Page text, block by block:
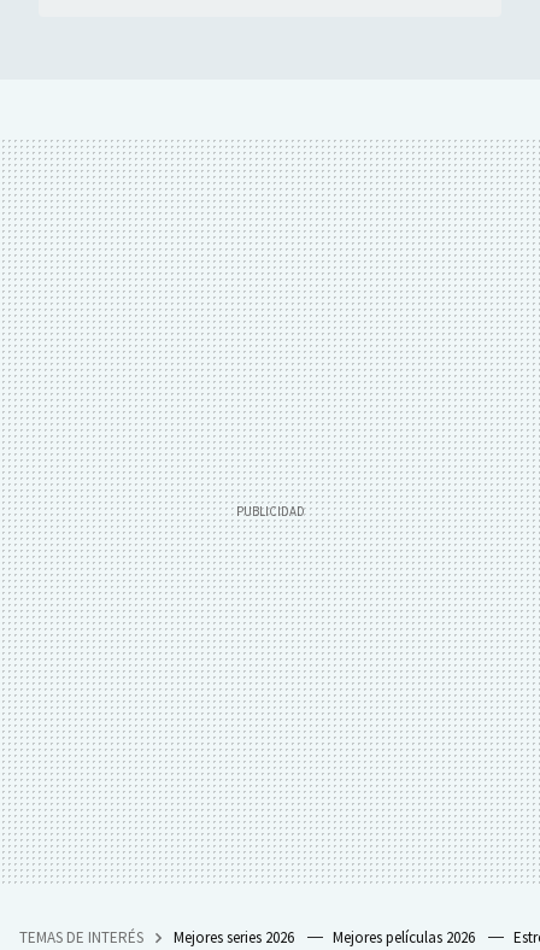
TEMAS DE INTERÉS Mejores series 2026 Mejores películas 2026